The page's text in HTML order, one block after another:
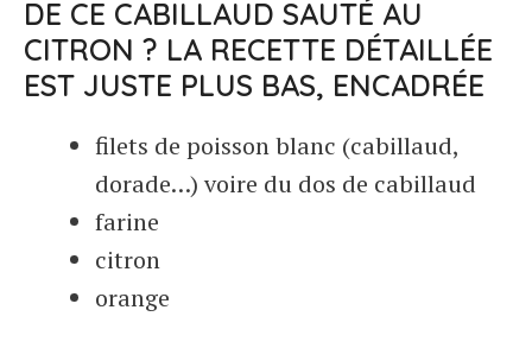
DE CE CABILLAUD SAUTÉ AU
CITRON ? LA RECETTE DÉTAILLÉE
EST JUSTE PLUS BAS, ENCADRÉE
filets de poisson blanc (cabillaud,
dorade…) voire du dos de cabillaud
farine
citron
orange